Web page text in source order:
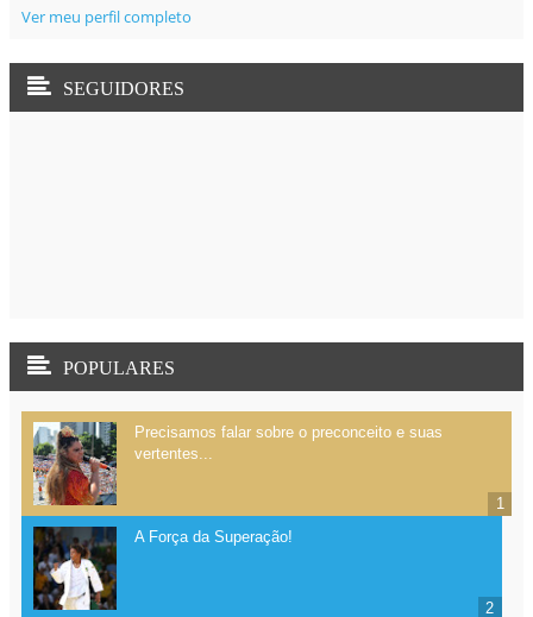
Ver meu perfil completo
SEGUIDORES
POPULARES
Precisamos falar sobre o preconceito e suas
vertentes...
A Força da Superação!